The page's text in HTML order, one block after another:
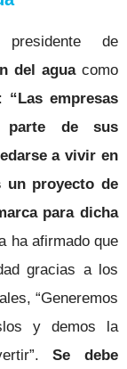
de
del agua como
“Las empresas
parte de sus
a vivir en
un proyecto de
para dicha
ha afirmado que
gracias a los
“Generemos
y demos la
Se debe